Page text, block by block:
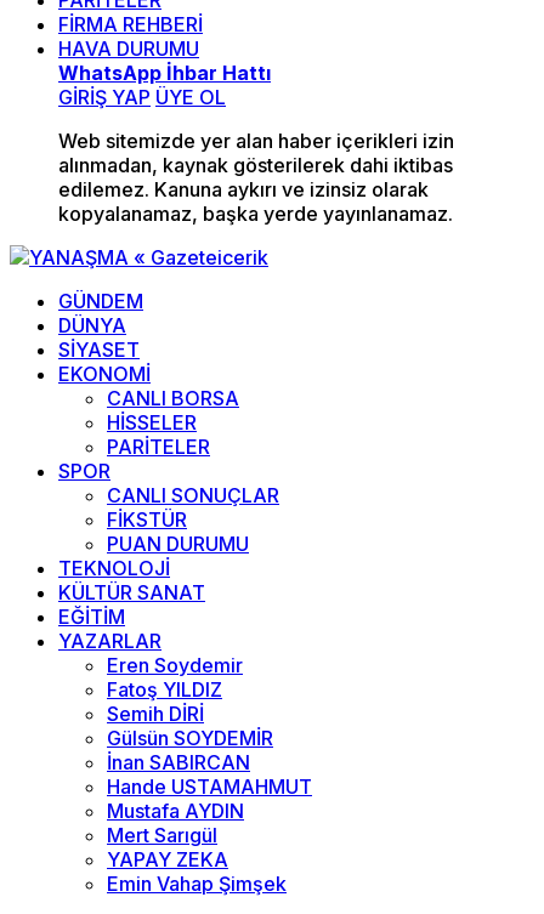
FİRMA REHBERİ
HAVA DURUMU
WhatsApp İhbar Hattı
GİRİŞ YAP ÜYE OL
Web sitemizde yer alan haber içerikleri izin
alınmadan, kaynak gösterilerek dahi iktibas
edilemez. Kanuna aykırı ve izinsiz olarak
kopyalanamaz, başka yerde yayınlanamaz.
GÜNDEM
DÜNYA
SİYASET
EKONOMİ
CANLI BORSA
HİSSELER
PARİTELER
SPOR
CANLI SONUÇLAR
FİKSTÜR
PUAN DURUMU
TEKNOLOJİ
KÜLTÜR SANAT
EĞİTİM
YAZARLAR
Eren Soydemir
Fatoş YILDIZ
Semih DİRİ
Gülsün SOYDEMİR
İnan SABIRCAN
Hande USTAMAHMUT
Mustafa AYDIN
Mert Sarıgül
YAPAY ZEKA
Emin Vahap Şimşek